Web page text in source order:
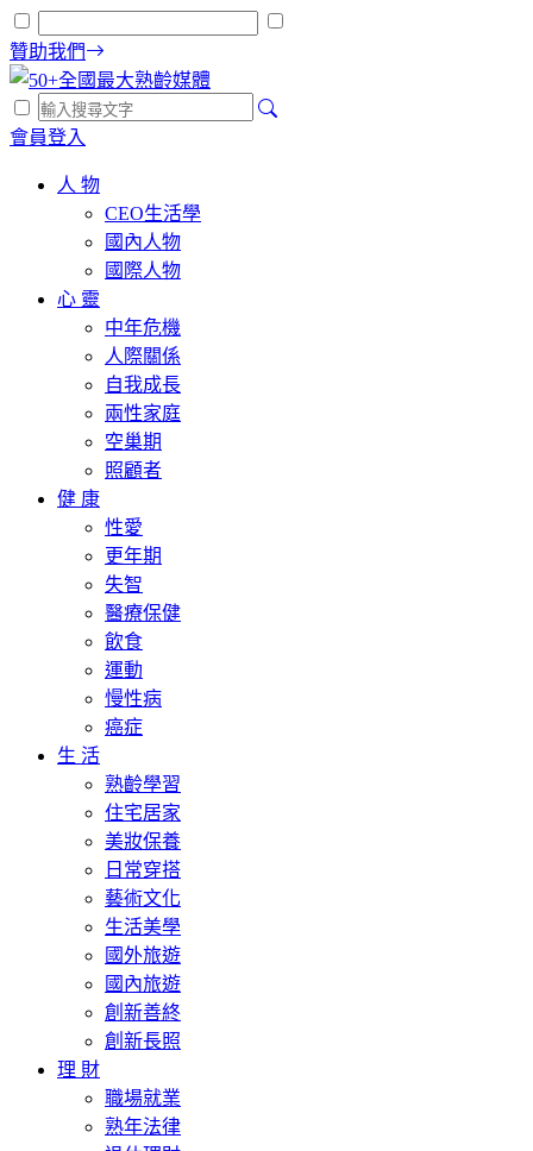
贊助我們
會員登入
人 物
CEO生活學
國內人物
國際人物
心 靈
中年危機
人際關係
自我成長
兩性家庭
空巢期
照顧者
健 康
性愛
更年期
失智
醫療保健
飲食
運動
慢性病
癌症
生 活
熟齡學習
住宅居家
美妝保養
日常穿搭
藝術文化
生活美學
國外旅遊
國內旅遊
創新善終
創新長照
理 財
職場就業
熟年法律